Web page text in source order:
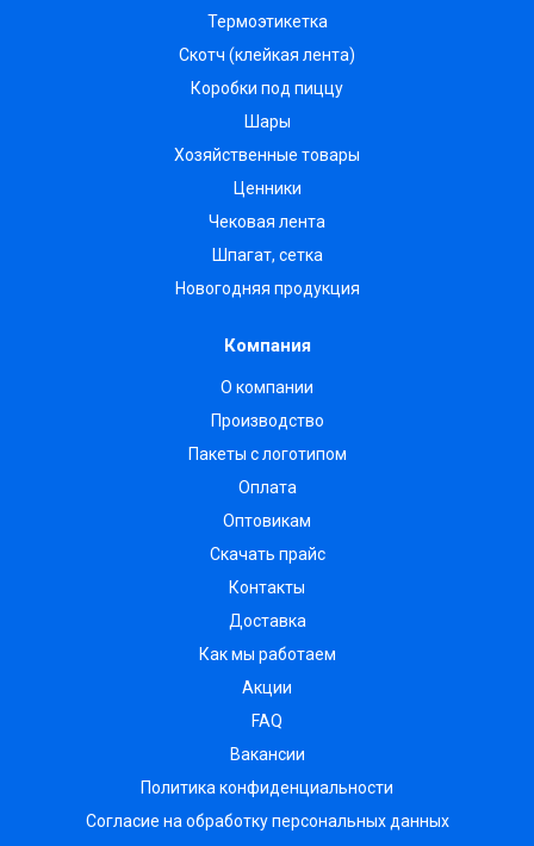
Термоэтикетка
Скотч (клейкая лента)
Коробки под пиццу
Шары
Хозяйственные товары
Ценники
Чековая лента
Шпагат, сетка
Новогодняя продукция
Компания
О компании
Производство
Пакеты с логотипом
Оплата
Оптовикам
Скачать прайс
Контакты
Доставка
Как мы работаем
Акции
FAQ
Вакансии
Политика конфиденциальности
Согласие на обработку персональных данных